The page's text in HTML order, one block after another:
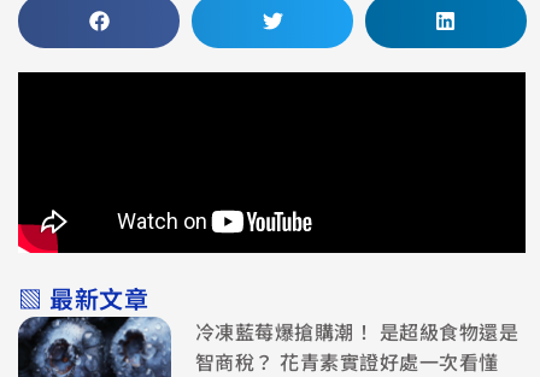
▧ 最新文章
冷凍藍莓爆搶購潮！ 是超級食物還是
智商稅？ 花青素實證好處一次看懂